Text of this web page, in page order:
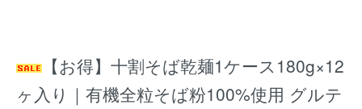
【お得】十割そば乾麺1ケース180g×12
ヶ入り｜有機全粒そば粉100%使用 グルテ